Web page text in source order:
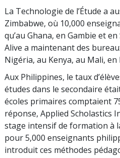
La Technologie de l’Étude a
Zimbabwe, où 10,000
qu’au Ghana, en Gambie et
Alive a maintenant des
Nigéria, au Kenya, au Mali,
Aux Philippines, le taux
études dans le secondaire
écoles primaires comptaient
réponse, Applied Scholastics
stage intensif de formation à
pour5,000 enseignants
introduit ces méthodes